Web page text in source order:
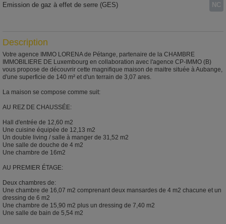
Emission de gaz à effet de serre (GES) NC
Description
Votre agence IMMO LORENA de Pétange, partenaire de la CHAMBRE
IMMOBILIERE DE Luxembourg en collaboration avec l'agence CP-IMMO (B)
vous propose de découvrir cette magnifique maison de maitre située à Aubange,
d'une superficie de 140 m² et d'un terrain de 3,07 ares.
La maison se compose comme suit:
AU REZ DE CHAUSSÉE:
Hall d'entrée de 12,60 m2
Une cuisine équipée de 12,13 m2
Un double living / salle à manger de 31,52 m2
Une salle de douche de 4 m2
Une chambre de 16m2
AU PREMIER ÉTAGE:
Deux chambres de:
Une chambre de 16,07 m2 comprenant deux mansardes de 4 m2 chacune et un
dressing de 6 m2
Une chambre de 15,90 m2 plus un dressing de 7,40 m2
Une salle de bain de 5,54 m2